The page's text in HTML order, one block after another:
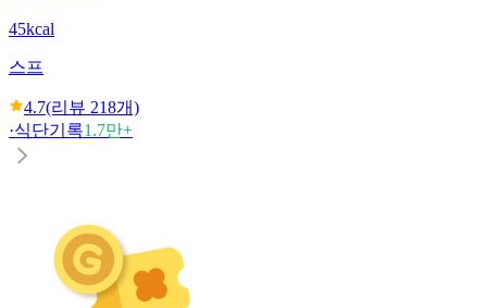
45kcal
스프
4.7(리뷰 218개)
·식단기록1.7만+